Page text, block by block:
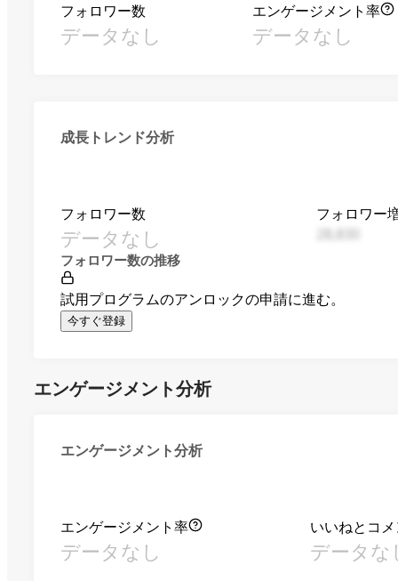
フォロワー数
データなし
エンゲージメント率
データなし
成長トレンド分析
フォロワー数
データなし
フォロワー
フォロワー数の推移
試用プログラムのアンロックの申請に進む。
今すぐ登録
エンゲージメント分析
エンゲージメント分析
エンゲージメント率
データなし
いいねとコ
データな